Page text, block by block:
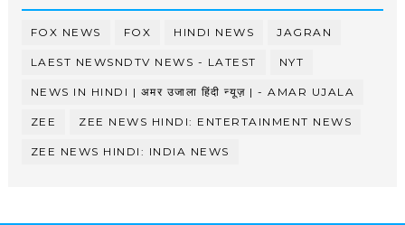
FOX NEWS FOX HINDI NEWS JAGRAN
LAEST NEWSNDTV NEWS - LATEST NYT
NEWS IN HINDI | अमर उजाला हिंदी न्यूज़ | - AMAR UJALA
ZEE ZEE NEWS HINDI: ENTERTAINMENT NEWS
ZEE NEWS HINDI: INDIA NEWS